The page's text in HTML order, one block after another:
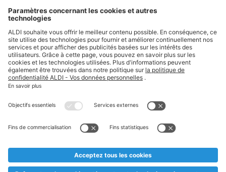
Suivez ALDI Belgique
Textes marqués d'un astérisque et mentions légales
* Nous vendons ces articles temporairement et jusqu'à
au cas où, malgré le planning bien étudié, nous serions
prématurément en rupture de stock. Prix Recupel et TVA incl.
** Sur ce site, l’utilisation de la forme masculine a été adoptée